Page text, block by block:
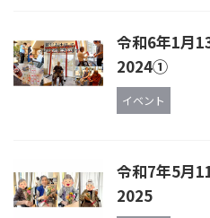
令和6年1月
2024①
イベント
令和7年5月
2025